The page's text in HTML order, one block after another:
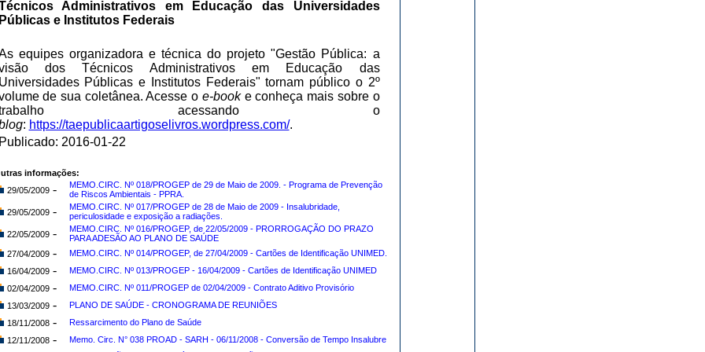
Administrativos em Educação das Universidades
e Institutos Federais
equipes organizadora e técnica do projeto "Gestão Pública: a
dos Técnicos Administrativos em Educação das
Públicas e Institutos Federais" tornam público o 2º
de sua coletânea. Acesse o e-booke conheça mais sobre o
acessando o
: https://taepublicaartigoselivros.wordpress.com/.
2016-01-22
informações:
29/05/2009-
MEMO.CIRC. Nº 018/PROGEP de 29 de Maio de 2009. - Programa de Prevenção
de Riscos Ambientais - PPRA.
29/05/2009-
MEMO.CIRC. Nº 017/PROGEP de 28 de Maio de 2009 - Insalubridade,
periculosidade e exposição a radiações.
22/05/2009-
MEMO.CIRC. Nº 016/PROGEP, de 22/05/2009 - PRORROGAÇÃO DO PRAZO
PARA ADESÃO AO PLANO DE SAÚDE
27/04/2009-
MEMO.CIRC. Nº 014/PROGEP, de 27/04/2009 - Cartões de Identificação UNIMED.
16/04/2009-
MEMO.CIRC. Nº 013/PROGEP - 16/04/2009 - Cartões de Identificação UNIMED
02/04/2009-
MEMO.CIRC. Nº 011/PROGEP de 02/04/2009 - Contrato Aditivo Provisório
13/03/2009-
PLANO DE SAÚDE - CRONOGRAMA DE REUNIÕES
18/11/2008-
Ressarcimento do Plano de Saúde
12/11/2008- Memo. Circ. N° 038 PROAD - SARH - 06/11/2008 - Conversão de Tempo Insalubre